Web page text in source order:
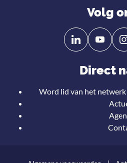
Volg
Volg
ons
Linkedin
Volg
ons
YouTube
Direct
Word lid van het